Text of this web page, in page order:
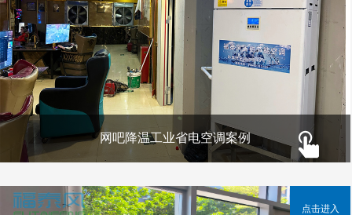
网吧降温工业省电空调案例
点击进入